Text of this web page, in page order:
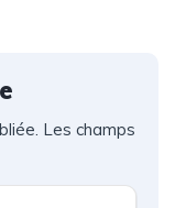
Les champs